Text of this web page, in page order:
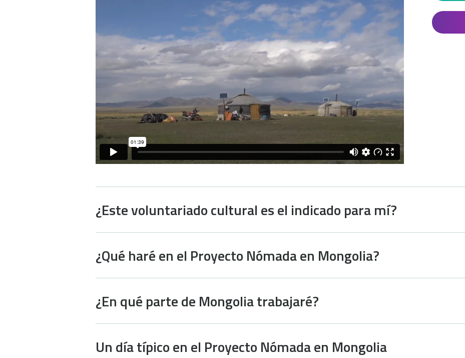
¿Este voluntariado cultural es el indicado para mí?
¿Qué haré en el Proyecto Nómada en Mongolia?
¿En qué parte de Mongolia trabajaré?
Un día típico en el Proyecto Nómada en Mongolia